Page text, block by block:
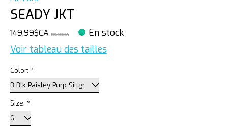
SEADY JKT
149,99$CA 199,99$CA En stock
Voir tableau des tailles
Color: *
Size: *